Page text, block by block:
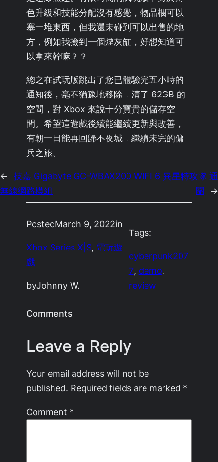
色升級和技能分配沒有感覺，物品欄可以
塞一堆東西，但我還未碰到可以出售的地
方，例如我撿到一個煙灰缸，好想知道可
以拿來幹嘛？？
總之在試玩版跳出了您已體驗完五小時的
通知後，毫不猶豫地移除，清了 62GB 的
空間，對 Xbox 來說十分寶貴的儲存空
間。希望這遊戲後續能繼續更新與改善，
有朝一日能再回歸不夜城，繼續未完的傭
兵之旅。
← 技嘉 Gigabyte GC-WBAX200 WIFI 6
無線網路模組
異星特攻隊 通
關
→
PostedMarch 9, 2022in
Xbox Series X|S, 電玩遊
戲
byJohnny W.
Tags:
cyberpunk207
7, demo
review
Comments
Leave a Reply
Your email address will not be
published. Required fields are marked *
Comment *